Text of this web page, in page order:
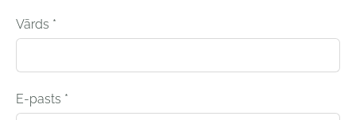
Vārds *
E-pasts *